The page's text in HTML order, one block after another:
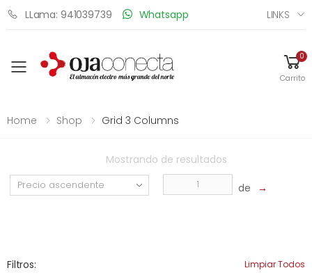
LLama: 941039739 Whatsapp LINKS
Toggle mobile menu
0
Carrito
Home Shop Grid 3 Columns
Mostrando de resultados
de →
Filtros: Limpiar Todos